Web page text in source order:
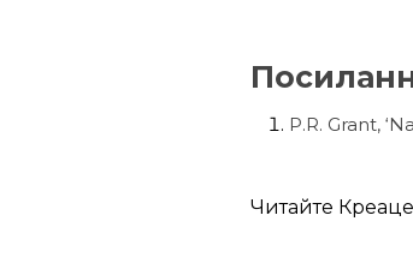
P.R. Grant,
Читайте